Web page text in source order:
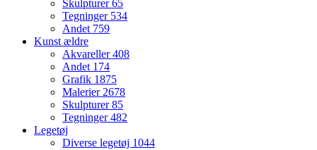
Skulpturer65
Tegninger 534
Andet 759
Kunst ældre
Akvareller408
Andet 174
Grafik 1875
Malerier2678
Skulpturer85
Tegninger482
Legetøj
Diverse legetøj 1044